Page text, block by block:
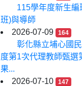
115學年度新生編
班)與導師
2026-07-09
164
彰化縣立埔心國
度第1次代理教師甄選
果...
2026-07-10
147